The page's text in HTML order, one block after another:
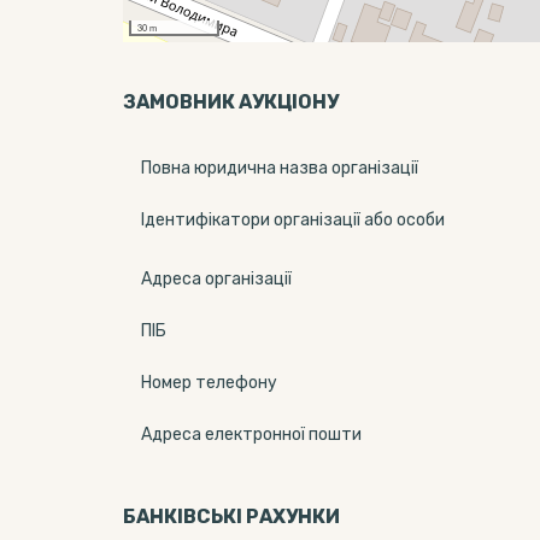
30 m
ЗАМОВНИК АУКЦІОНУ
Повна юридична назва організації
Ідентифікатори організації або особи
Адреса організації
ПІБ
Номер телефону
Адреса електронної пошти
БАНКІВСЬКІ РАХУНКИ